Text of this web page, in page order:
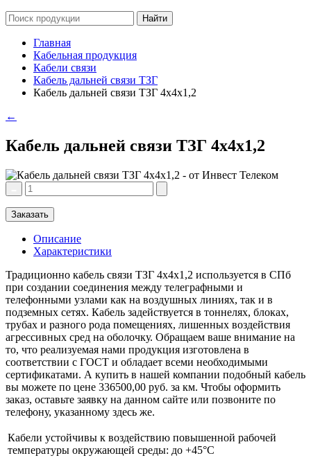
Главная
Кабельная продукция
Кабели связи
Кабель дальней связи ТЗГ
Кабель дальней связи ТЗГ 4х4х1,2
←
Кабель дальней связи ТЗГ 4х4х1,2
Заказать
Описание
Характеристики
Традиционно кабель связи ТЗГ 4х4х1,2 используется в СПб
при создании соединения между телеграфными и
телефонными узлами как на воздушных линиях, так и в
подземных сетях. Кабель задействуется в тоннелях, блоках,
трубах и разного рода помещениях, лишенных воздействия
агрессивных сред на оболочку. Обращаем ваше внимание на
то, что реализуемая нами продукция изготовлена в
соответствии с ГОСТ и обладает всеми необходимыми
сертификатами. А купить в нашей компании подобный кабель
вы можете по цене 336500,00 руб. за км. Чтобы оформить
заказ, оставьте заявку на данном сайте или позвоните по
телефону, указанному здесь же.
Кабели устойчивы к воздействию повышенной рабочей
температуры окружающей среды: до +45°С